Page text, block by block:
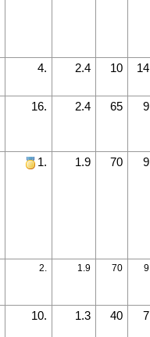
4. 2.4 10 14
16. 2.4 65 9
1. 1.9 70 9
2. 1.9 70 9
10. 1.3 40 7